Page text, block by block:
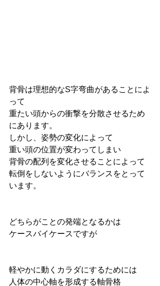
背骨は理想的なS字弯曲があることによ
って
重たい頭からの衝撃を分散させるため
にあります。
しかし、姿勢の変化によって
重い頭の位置が変わってしまい
背骨の配列を変化させることによって
転倒をしないようにバランスをとって
います。
どちらがことの発端となるかは
ケースバイケースですが
軽やかに動くカラダにするためには
人体の中心軸を形成する軸骨格